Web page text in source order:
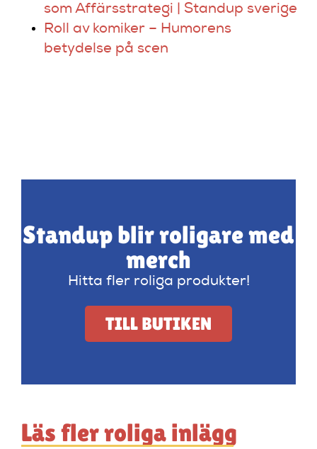
som Affärsstrategi | Standup sverige
Roll av komiker – Humorens
betydelse på scen
Standup blir roligare med
merch
Hitta fler roliga produkter!
TILL BUTIKEN
Läs fler roliga inlägg